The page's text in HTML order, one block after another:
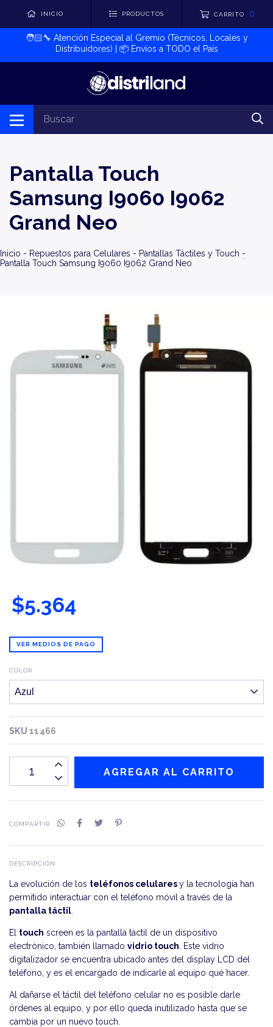
INICIO PRODUCTOS CARRITO 0
🧑🏻‍🔧​ Atención Especial al Gremio (Técnicos, Locales y
Distribuidores) | 📦​ Envíos a TODO el País
Pantalla Touch
Samsung I9060 I9062
Grand Neo
Inicio - Repuestos para Celulares - Pantallas Táctiles y Touch -
Pantalla Touch Samsung I9060 I9062 Grand Neo
$5.364
VER MEDIOS DE PAGO
COLOR
SKU11466
COMPARTIR
DESCRIPCIÓN
La evolución de los teléfonos celularesy la tecnología han
permitido interactuar con el teléfono móvil a través de la
pantalla táctil
El touch screen es la pantalla táctil de un dispositivo
electrónico, también llamado vidrio touch . Este vidrio
digitalizador se encuentra ubicado antes del display LCD del
teléfono, y es el encargado de indicarle al equipo qué hacer.
Al dañarse el táctil del teléfono celular no es posible darle
órdenes al equipo, y por ello queda inutilizado hasta que se
cambia por un nuevo touch.